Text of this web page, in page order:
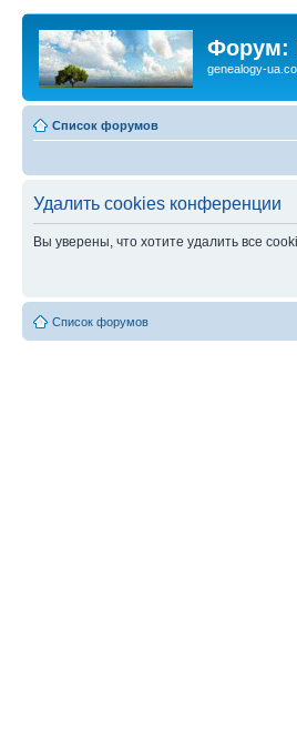
Форум:
genealogy-
Список форумов
Удалить cookies конференции
Вы уверены, что хотите удалить все
Список форумов